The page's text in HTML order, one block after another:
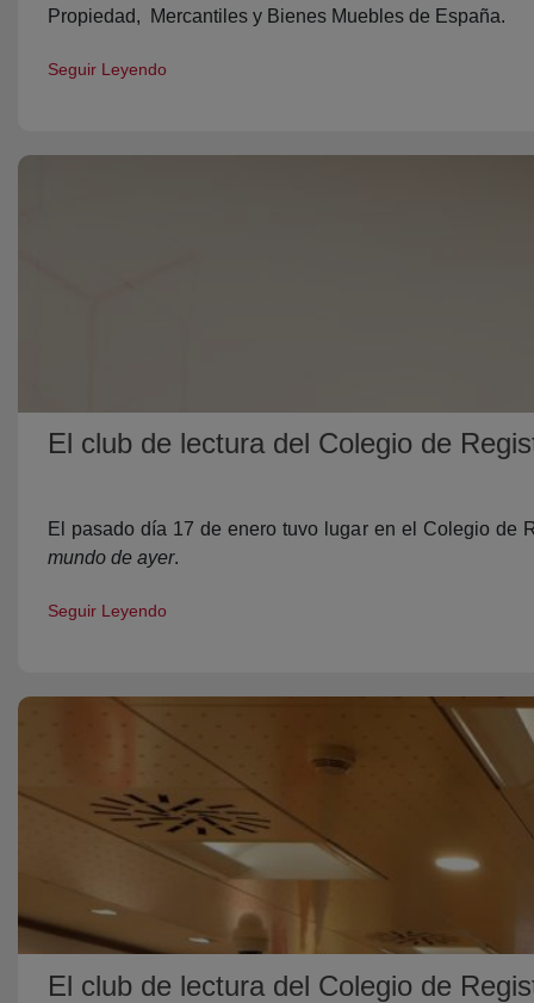
Propiedad, Mercantiles y Bienes Muebles de España.
Seguir Leyendo
El club de lectura del Colegio de
El pasado día 17 de enero tuvo lugar en el Colegio de
mundo de ayer.
Seguir Leyendo
El club de lectura del Colegio de